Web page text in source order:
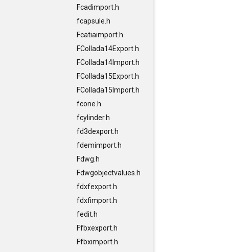
Fcadimport.h
fcapsule.h
Fcatiaimport.h
FCollada14Export.h
FCollada14Import.h
FCollada15Export.h
FCollada15Import.h
fcone.h
fcylinder.h
fd3dexport.h
fdemimport.h
Fdwg.h
Fdwgobjectvalues.h
fdxfexport.h
fdxfimport.h
fedit.h
Ffbxexport.h
Ffbximport.h